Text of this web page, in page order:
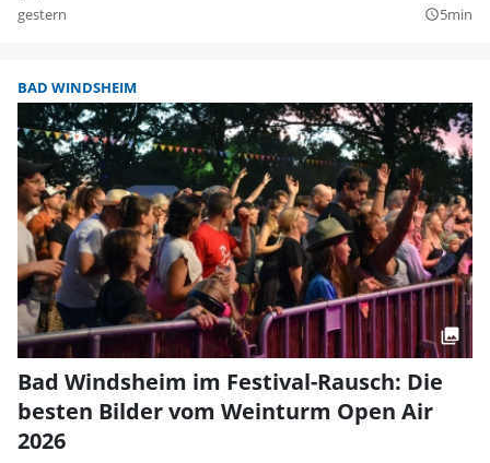
gestern query_builder5min
BAD WINDSHEIM
Bad Windsheim im Festival-Rausch: Die
besten Bilder vom Weinturm Open Air
2026